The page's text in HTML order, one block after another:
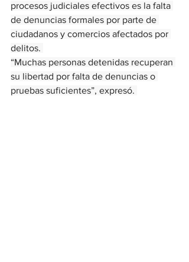
procesos judiciales efectivos es la falta
de denuncias formales por parte de
ciudadanos y comercios afectados por
delitos.
“Muchas personas detenidas recuperan
su libertad por falta de denuncias o
pruebas suficientes”, expresó.